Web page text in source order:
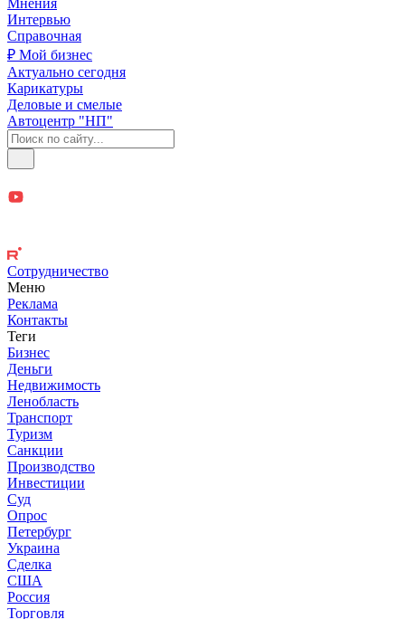
Мнения
Интервью
Справочная
₽ Мой бизнес
Актуально сегодня
Карикатуры
Деловые и смелые
Автоцентр "НП"
Сотрудничество
Меню
Реклама
Контакты
Теги
Бизнес
Деньги
Недвижимость
Ленобласть
Транспорт
Туризм
Санкции
Производство
Инвестиции
Суд
Опрос
Петербург
Украина
Сделка
США
Россия
Торговля